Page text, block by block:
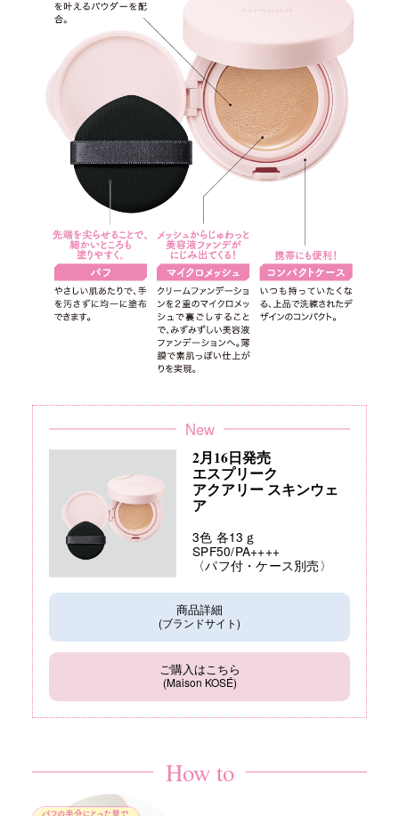
New
2月16日発売
エスプリーク
アクアリー スキンウェ
ア
3色 各13ｇ
SPF50/PA++++
〈パフ付・ケース別売〉
商品詳細
(ブランドサイト)
ご購入はこちら
(Maison KOSÉ)
How to